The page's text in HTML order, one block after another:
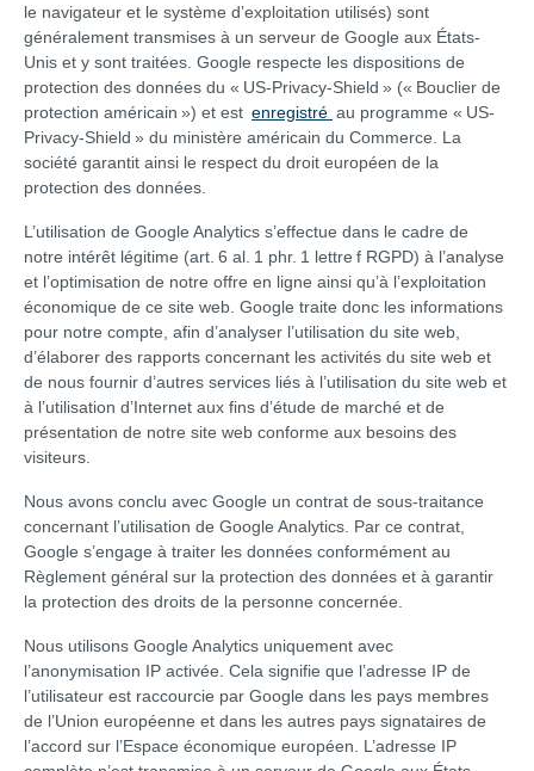
le navigateur et le système d’exploitation utilisés) sont
généralement transmises à un serveur de Google aux États-
Unis et y sont traitées. Google respecte les dispositions de
protection des données du « US-Privacy-Shield » (« Bouclier de
protection américain ») et est enregistré au programme « US-
Privacy-Shield » du ministère américain du Commerce. La
société garantit ainsi le respect du droit européen de la
protection des données.
L’utilisation de Google Analytics s’effectue dans le cadre de
notre intérêt légitime (art. 6 al. 1 phr. 1 lettre f RGPD) à l’analyse
et l’optimisation de notre offre en ligne ainsi qu’à l’exploitation
économique de ce site web. Google traite donc les informations
pour notre compte, afin d’analyser l’utilisation du site web,
d’élaborer des rapports concernant les activités du site web et
de nous fournir d’autres services liés à l’utilisation du site web et
à l’utilisation d’Internet aux fins d’étude de marché et de
présentation de notre site web conforme aux besoins des
visiteurs.
Nous avons conclu avec Google un contrat de sous-traitance
concernant l’utilisation de Google Analytics. Par ce contrat,
Google s’engage à traiter les données conformément au
Règlement général sur la protection des données et à garantir
la protection des droits de la personne concernée.
Nous utilisons Google Analytics uniquement avec
l’anonymisation IP activée. Cela signifie que l’adresse IP de
l’utilisateur est raccourcie par Google dans les pays membres
de l’Union européenne et dans les autres pays signataires de
l’accord sur l’Espace économique européen. L’adresse IP